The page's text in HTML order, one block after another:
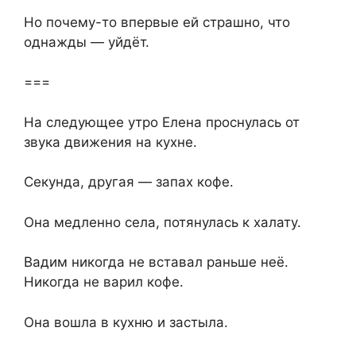
Но почему-то впервые ей страшно, что
однажды — уйдёт.
===
На следующее утро Елена проснулась от
звука движения на кухне.
Секунда, другая — запах кофе.
Она медленно села, потянулась к халату.
Вадим никогда не вставал раньше неё.
Никогда не варил кофе.
Она вошла в кухню и застыла.